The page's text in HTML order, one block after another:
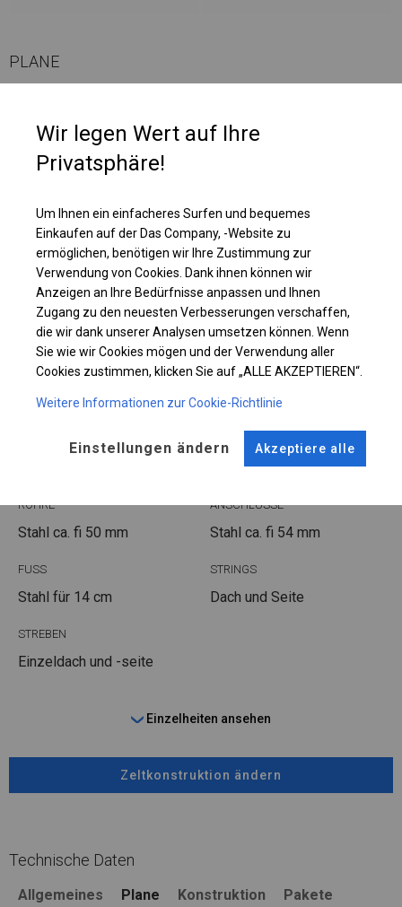
PLANE
Banketten oder Festivals. Sie ist ein idealer Schutz für Catering und
geladene Gäste bei Hochzeiten, Kommunionen, Picknicks und anderen
besonderen Anlässen. Es kann auch als Pavillon, Garten- oder
und zusätzlicher Platz in Ihren Räumlichkeiten genutzt werden.
Einzelheiten ansehen
Plane ändern
KONSTRUKTION
POLAR
ROHRE
Stahl ca. fi 50 mm
ANSCHLÜSSE
Stahl ca. fi 54 mm
FUSS
Stahl für 14 cm
STRINGS
Dach und Seite
STREBEN
Einzeldach und -seite
Einzelheiten ansehen
Zeltkonstruktion ändern
Technische Daten
Allgemeines Plane Konstruktion Pakete
Wir legen Wert auf Ihre
Privatsphäre!
Um Ihnen ein einfacheres Surfen und bequemes
Einkaufen auf der Das Company, -Website zu
ermöglichen, benötigen wir Ihre Zustimmung zur
Verwendung von Cookies. Dank ihnen können wir
Anzeigen an Ihre Bedürfnisse anpassen und Ihnen
Zugang zu den neuesten Verbesserungen verschaffen,
die wir dank unserer Analysen umsetzen können. Wenn
Sie wie wir Cookies mögen und der Verwendung aller
Cookies zustimmen, klicken Sie auf „ALLE AKZEPTIEREN“.
Weitere Informationen zur Cookie-Richtlinie
Einstellungen ändern Akzeptiere alle